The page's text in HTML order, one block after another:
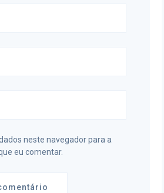
neste navegador para a
eu comentar.